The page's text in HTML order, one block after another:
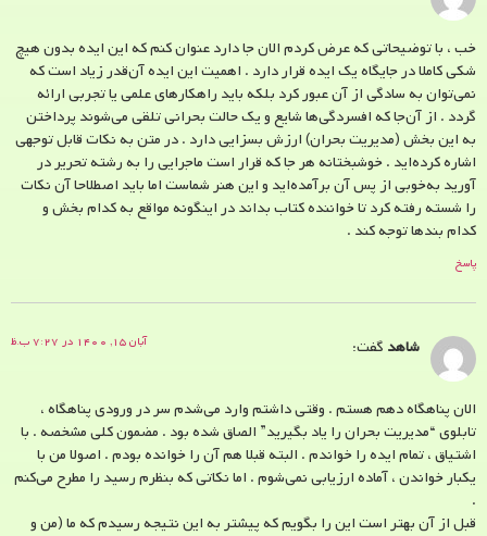
خب ، با توضیحاتی که عرض کردم الان جا دارد عنوان کنم که این ایده بدون هیچ
شکی کاملا در جایگاه یک ایده قرار دارد . اهمیت این ایده آن‌قدر زیاد است که
نمی‌توان به سادگی از آن عبور کرد بلکه باید راهکارهای علمی یا تجربی ارائه
گردد . از آن‌جا که افسردگی‌ها شایع و یک حالت بحرانی تلقی می‌شوند پرداختن
به این بخش (مدیریت بحران) ارزش بسزایی دارد . در متن به نکات قابل توجهی
اشاره کرده‌اید . خوشبختانه هر جا که قرار است ماجرایی را به رشته تحریر در
آورید به‌خوبی از پس آن برآمده‌اید و این هنر شماست اما باید اصطلاحا آن نکات
را شسته رفته کرد تا خواننده کتاب بداند در اینگونه مواقع به کدام بخش و
کدام بندها توجه کند .
پاسخ
شاهد گفت: آبان ۱۵, ۱۴۰۰ در ۷:۲۷ ب.ظ
الان پناهگاه دهم هستم . وقتی داشتم وارد می‌شدم سر در ورودی پناهگاه ،
تابلوی “مدیریت بحران را یاد بگیرید” الصاق شده بود . مضمون کلی مشخصه . با
اشتیاق ، تمام ایده را خواندم . البته قبلا هم آن را خوانده بودم . اصولا من با
یکبار خواندن ، آماده ارزیابی نمی‌شوم . اما نکاتی که بنظرم رسید را مطرح می‌کنم
.
قبل از آن بهتر است این را بگویم که پیشتر به این نتیجه رسیدم که ما (من و